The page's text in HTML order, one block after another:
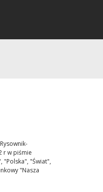
r w piśmie
"Polska", "Świat",
"Nasza